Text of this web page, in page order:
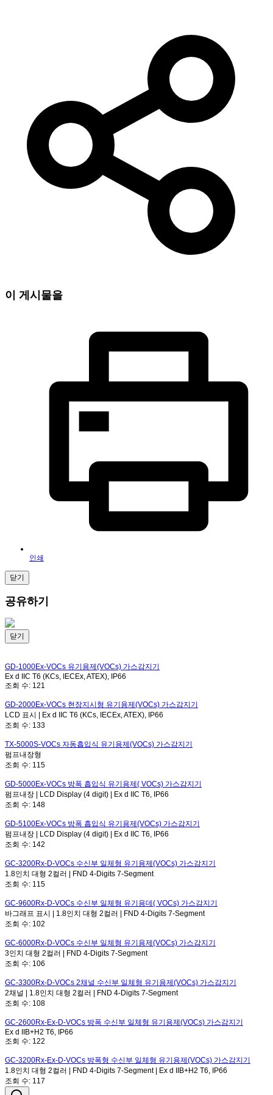
이 게시물을
인쇄
닫기
공유하기
닫기
GD-1000Ex-VOCs 유기용제(VOCs) 가스감지기
Ex d IIC T6 (KCs, IECEx, ATEX), IP66
조회 수: 121
GD-2000Ex-VOCs 현장지시형 유기용제(VOCs) 가스감지기
LCD 표시 | Ex d IIC T6 (KCs, IECEx, ATEX), IP66
조회 수: 133
TX-5000S-VOCs 자동흡입식 유기용제(VOCs) 가스감지기
펌프내장형
조회 수: 115
GD-5000Ex-VOCs 방폭 흡입식 유기용제( VOCs) 가스감지기
펌프내장 | LCD Display (4 digit) | Ex d IIC T6, IP66
조회 수: 148
GD-5100Ex-VOCs 방폭 흡입식 유기용제(VOCs) 가스감지기
펌프내장 | LCD Display (4 digit) | Ex d IIC T6, IP66
조회 수: 142
GC-3200Rx-D-VOCs 수신부 일체형 유기용제(VOCs) 가스감지기
1.8인치 대형 2컬러 | FND 4-Digits 7-Segment
조회 수: 115
GC-9600Rx-D-VOCs 수신부 일체형 유기용데( VOCs) 가스감지기
바그래프 표시 | 1.8인치 대형 2컬러 | FND 4-Digits 7-Segment
조회 수: 102
GC-6000Rx-D-VOCs 수신부 일체형 유기용제(VOCs) 가스감지기
3인치 대형 2컬러 | FND 4-Digits 7-Segment
조회 수: 106
GC-3300Rx-D-VOCs 2채널 수신부 일체형 유기용제(VOCs) 가스감지기
2채널 | 1.8인치 대형 2컬러 | FND 4-Digits 7-Segment
조회 수: 108
GC-2600Rx-Ex-D-VOCs 방폭 수신부 일체형 유기용제(VOCs) 가스감지기
Ex d IIB+H2 T6, IP66
조회 수: 122
GC-3200Rx-Ex-D-VOCs 방폭형 수신부 일체형 유기용제(VOCs) 가스감지기
1.8인치 대형 2컬러 | FND 4-Digits 7-Segment | Ex d IIB+H2 T6, IP66
조회 수: 117